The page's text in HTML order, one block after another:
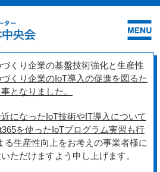
くり企業の基盤技術強化と生産性
づくり企業のIoT導入の促進を図るた
となりました。
になったIoT技術やIT導入について
を使ったIoTプログラム実習も行
る生産性向上をお考えの事業者様に
ただけますよう申し上げます。